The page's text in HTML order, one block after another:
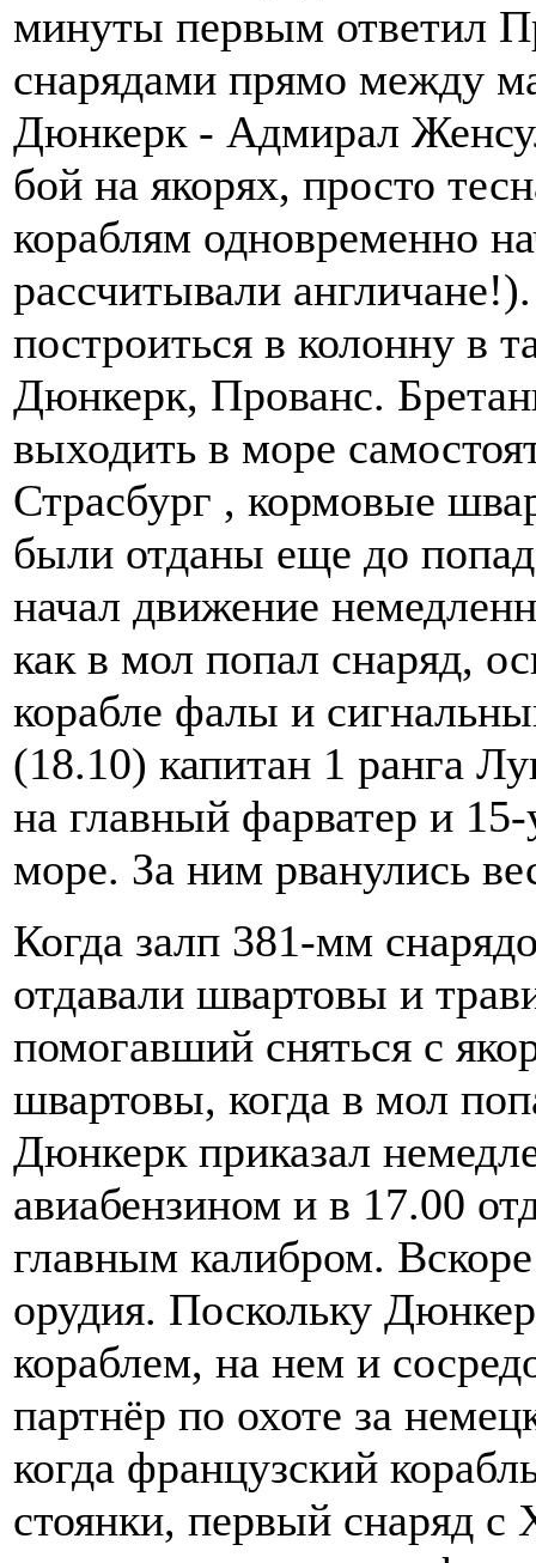
минуты первым ответил
снарядами прямо между
Дюнкерк - Адмирал
бой на якорях, просто
кораблям одновременно
рассчитывали
построиться в колонну в
Дюнкерк, Прованс.
выходить в море
Страсбург , кормовые
были отданы еще до
начал движение
как в мол попал снаряд,
корабле фалы и
(18.10) капитан 1 ранга
на главный фарватер и
море. За ним рванулись
Когда залп 381-мм
отдавали швартовы и
помогавший сняться с
швартовы, когда в мол
Дюнкерк приказал
авиабензином и в 17.00
главным калибром.
орудия. Поскольку
кораблем, на нем и
партнёр по охоте за
когда французский
стоянки, первый снаряд